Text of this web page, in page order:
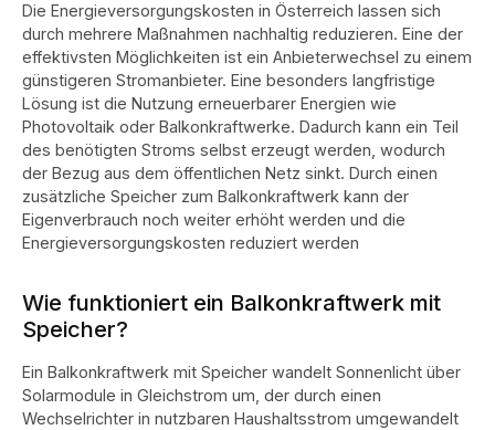
Die Energieversorgungskosten in Österreich lassen sich
durch mehrere Maßnahmen nachhaltig reduzieren. Eine der
effektivsten Möglichkeiten ist ein Anbieterwechsel zu einem
günstigeren Stromanbieter. Eine besonders langfristige
Lösung ist die Nutzung erneuerbarer Energien wie
Photovoltaik oder Balkonkraftwerke. Dadurch kann ein Teil
des benötigten Stroms selbst erzeugt werden, wodurch
der Bezug aus dem öffentlichen Netz sinkt. Durch einen
zusätzliche Speicher zum Balkonkraftwerk kann der
Eigenverbrauch noch weiter erhöht werden und die
Energieversorgungskosten reduziert werden
Wie funktioniert ein Balkonkraftwerk mit
Speicher?
Ein Balkonkraftwerk mit Speicher wandelt Sonnenlicht über
Solarmodule in Gleichstrom um, der durch einen
Wechselrichter in nutzbaren Haushaltsstrom umgewandelt